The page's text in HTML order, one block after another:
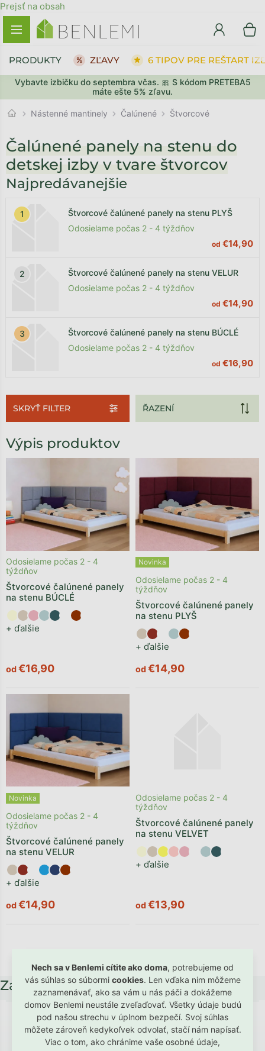
Nech sa v Benlemi cítite ako doma, potrebujeme od
vás súhlas so súbormi cookies. Len vďaka nim môžeme
zaznamenávať, ako sa vám u nás páči a dokážeme
domov Benlemi neustále zveľaďovať. Všetky údaje budú
pod našou strechu v úplnom bezpečí. Svoj súhlas
môžete zároveň kedykoľvek odvolať, stačí nám napísať.
Viac o tom, ako chránime vaše osobné údaje,
Prejsť na obsah
Vybavte izbičku do septembra včas. 🎀 S kódom PRETEBA5
máte ešte 5% zľavu.
PRODUKTY ZĽAVY 6 TIPOV PRE REŠTART
Nástenné mantinely Čalúnené Štvorcové
Čalúnené panely na stenu do
detskej izby v tvare štvorcov
Najpredávanejšie
Štvorcové čalúnené panely na stenu PLYŠ
Odosielame počas 2 - 4 týždňov
od €14,90
Štvorcové čalúnené panely na stenu VELUR
Odosielame počas 2 - 4 týždňov
od €14,90
Štvorcové čalúnené panely na stenu BÚCLÉ
Odosielame počas 2 - 4 týždňov
od €16,90
SKRYŤ FILTER
Výpis produktov
Štvorcové čalúnené panely
na stenu BÚCLÉ
+ ďalšie
Odosielame počas 2 - 4
týždňov
od€16,90
Novinka
Štvorcové čalúnené panely
na stenu PLYŠ
+ ďalšie
Odosielame počas 2 - 4
týždňov
od€14,90
Novinka
Štvorcové čalúnené panely
na stenu VELUR
+ ďalšie
Odosielame počas 2 - 4
týždňov
od€14,90
Štvorcové čalúnené panely
na stenu VELVET
+ ďalšie
Odosielame počas 2 - 4
týždňov
od€13,90
Zápätie
Hodnotenie od spokojných rodičov a